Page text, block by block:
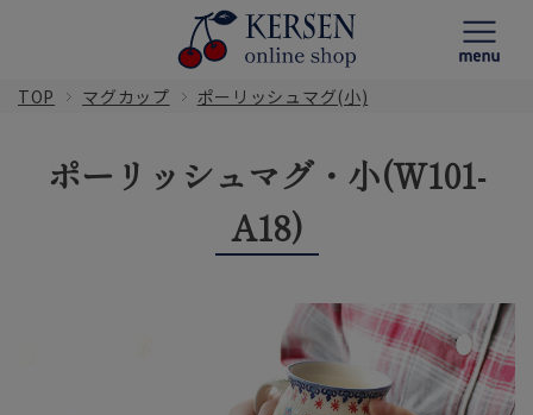
TOP マグカップ ポーリッシュマグ(小)
ポーリッシュマグ・小(W101-
A18)